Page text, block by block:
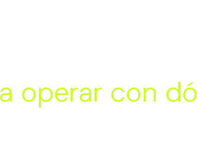
operar con